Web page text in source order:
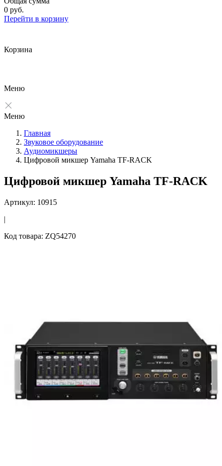
0 руб.
Перейти в корзину
Корзина
Меню
Меню
Главная
Звуковое оборудование
Аудиомикшеры
Цифровой микшер Yamaha TF-RACK
Цифровой микшер Yamaha TF-RACK
Артикул: 10915
|
Код товара: ZQ54270